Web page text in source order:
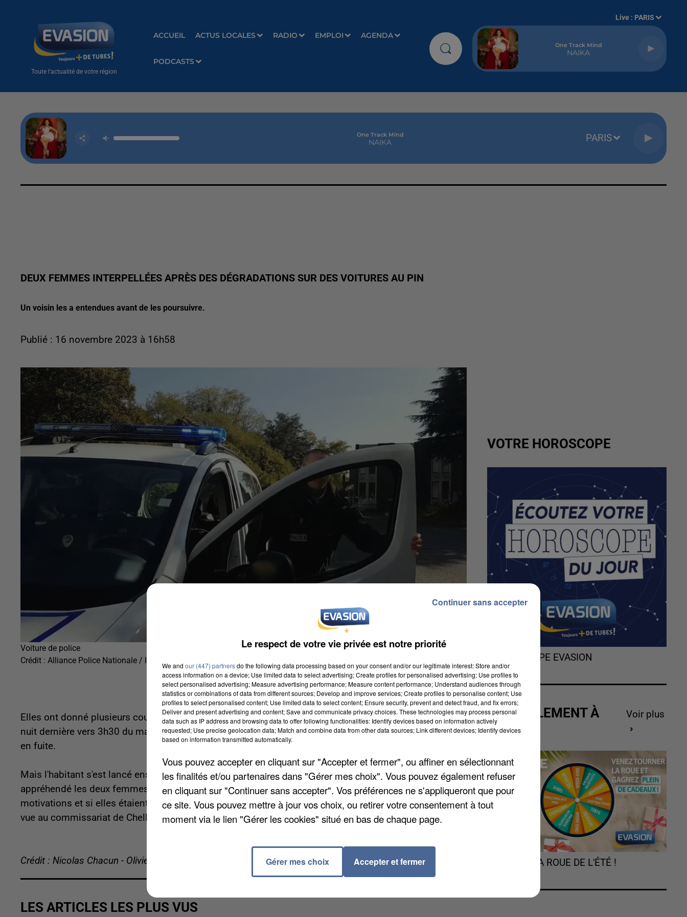
Toute l'actualité de votre région
ACCUEIL ACTUS LOCALES RADIO EMPLOI AGENDA
PODCASTS
Live : PARIS
One Track Mind
NAIKA
One Track Mind
NAIKA PARIS
DEUX FEMMES INTERPELLÉES APRÈS DES DÉGRADATIONS SUR DES VOITURES AU PIN
Un voisin les a entendues avant de les poursuivre.
Publié : 16 novembre 2023 à 16h58
Voiture de police
Crédit : Alliance Police Nationale / Illustration
Elles ont donné plusieurs coups de barre de fer sur des véhicules stationnés rue du Puits-de-l'Orme, la
nuit dernière vers 3h30 du matin. Selon nos informations, un riverain les a entendues et il les a mises
en fuite.
Mais l'habitant s'est lancé ensuite à leur poursuite. Une patrouille de police est intervenue et elle a
appréhendé les deux femmes âgées 31 et 35 ans. On ignore toutefois quelles étaient leurs
motivations et si elles étaient en état d'ivresse au moment des faits. Elles ont été placées en garde à
vue au commissariat de Chelles.
Crédit : Nicolas Chacun - Olivier Doyen
LES ARTICLES LES PLUS VUS
VOTRE HOROSCOPE
L'HOROSCOPE EVASION
ACTUELLEMENT À
GAGNER
Voir plus
TOURNEZ LA ROUE DE L'ÉTÉ !
Le respect de votre vie privée est notre priorité
We and our (447) partnersdo the following data processing based on your consent and/or our legitimate interest: Store and/or
access information on a device; Use limited data to select advertising; Create profiles for personalised advertising; Use profiles to
select personalised advertising; Measure advertising performance; Measure content performance; Understand audiences through
statistics or combinations of data from different sources; Develop and improve services; Create profiles to personalise content; Use
profiles to select personalised content; Use limited data to select content; Ensure security, prevent and detect fraud, and fix errors;
Deliver and present advertising and content; Save and communicate privacy choices. These technologies may process personal
data such as IP address and browsing data to offer following functionalities: Identify devices based on information actively
requested; Use precise geolocation data; Match and combine data from other data sources; Link different devices; Identify devices
based on information transmitted automatically.
Vous pouvez accepter en cliquant sur "Accepter et fermer", ou affiner en sélectionnant
les finalités et/ou partenaires dans "Gérer mes choix". Vous pouvez également refuser
en cliquant sur "Continuer sans accepter". Vos préférences ne s'appliqueront que pour
ce site. Vous pouvez mettre à jour vos choix, ou retirer votre consentement à tout
moment via le lien "Gérer les cookies" situé en bas de chaque page.
Gérer mes choix Accepter et fermer
Continuer sans accepter